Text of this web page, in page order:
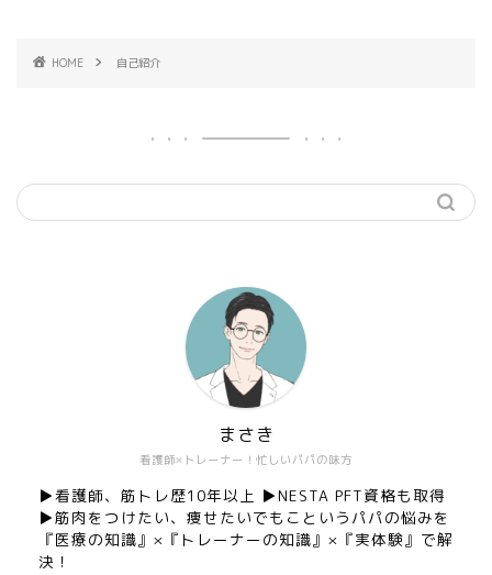
HOME 自己紹介
看護師×トレーナー！忙しいパパの味方
まさき
▶︎看護師、筋トレ歴10年以上 ▶︎NESTA PFT資格も取得
▶︎筋肉をつけたい、痩せたいでもこというパパの悩みを
『医療の知識』×『トレーナーの知識』×『実体験』で解
決！